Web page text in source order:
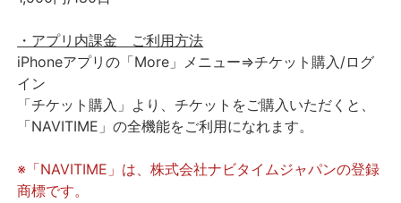
採用情報
English
・アプリ内課金 ご利用方法
iPhoneアプリの「More」メニュー⇒チケット購入/ログ
イン
「チケット購入」より、チケットをご購入いただくと、
「NAVITIME」の全機能をご利用になれます。
※「NAVITIME」は、株式会社ナビタイムジャパンの登録
商標です。